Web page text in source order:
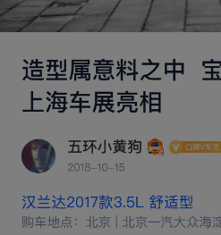
购车地点 ：天津 | 五菱天津鹏驰五菱销售中
2026-07-08首次发表
裸车价 购买时
235km
夏季满电续航 夏季百公里
最满意